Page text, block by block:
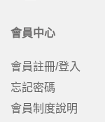
會員中心
會員註冊/登入
忘記密碼
會員制度說明